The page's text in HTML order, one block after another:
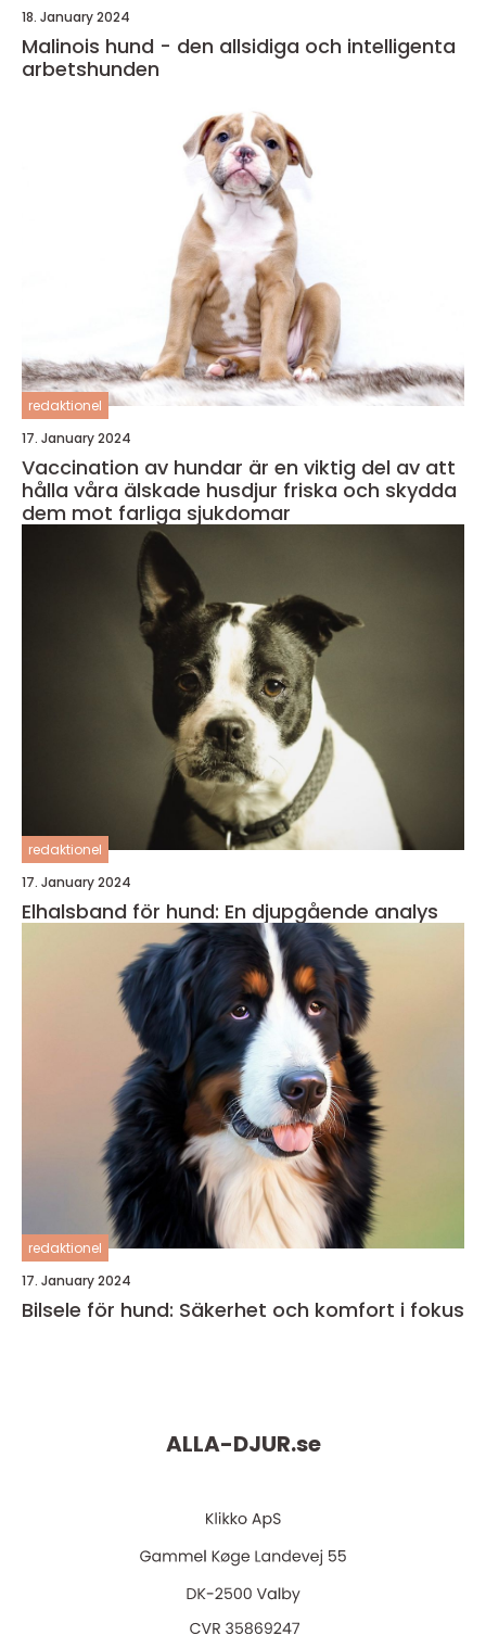
18. January 2024
Malinois hund - den allsidiga och intelligenta
arbetshunden
redaktionel
17. January 2024
Vaccination av hundar är en viktig del av att
hålla våra älskade husdjur friska och skydda
dem mot farliga sjukdomar
redaktionel
17. January 2024
Elhalsband för hund: En djupgående analys
redaktionel
17. January 2024
Bilsele för hund: Säkerhet och komfort i fokus
ALLA-DJUR.se